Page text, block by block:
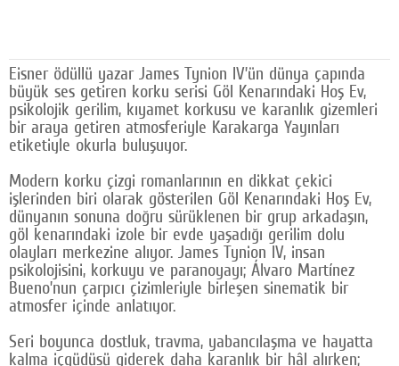
Künye
SOSYAL MEDYA
Facebook
Google Plus
© 2026 TÜM HAKLARI SAKLIDIR
Eisner ödüllü yazar James Tynion IV’ün dünya çapında
büyük ses getiren korku serisi Göl Kenarındaki Hoş Ev,
psikolojik gerilim, kıyamet korkusu ve karanlık gizemleri
bir araya getiren atmosferiyle Karakarga Yayınları
etiketiyle okurla buluşuyor.
Modern korku çizgi romanlarının en dikkat çekici
işlerinden biri olarak gösterilen Göl Kenarındaki Hoş Ev,
dünyanın sonuna doğru sürüklenen bir grup arkadaşın,
göl kenarındaki izole bir evde yaşadığı gerilim dolu
olayları merkezine alıyor. James Tynion IV, insan
psikolojisini, korkuyu ve paranoyayı; Álvaro Martínez
Bueno’nun çarpıcı çizimleriyle birleşen sinematik bir
atmosfer içinde anlatıyor.
Seri boyunca dostluk, travma, yabancılaşma ve hayatta
kalma içgüdüsü giderek daha karanlık bir hâl alırken;